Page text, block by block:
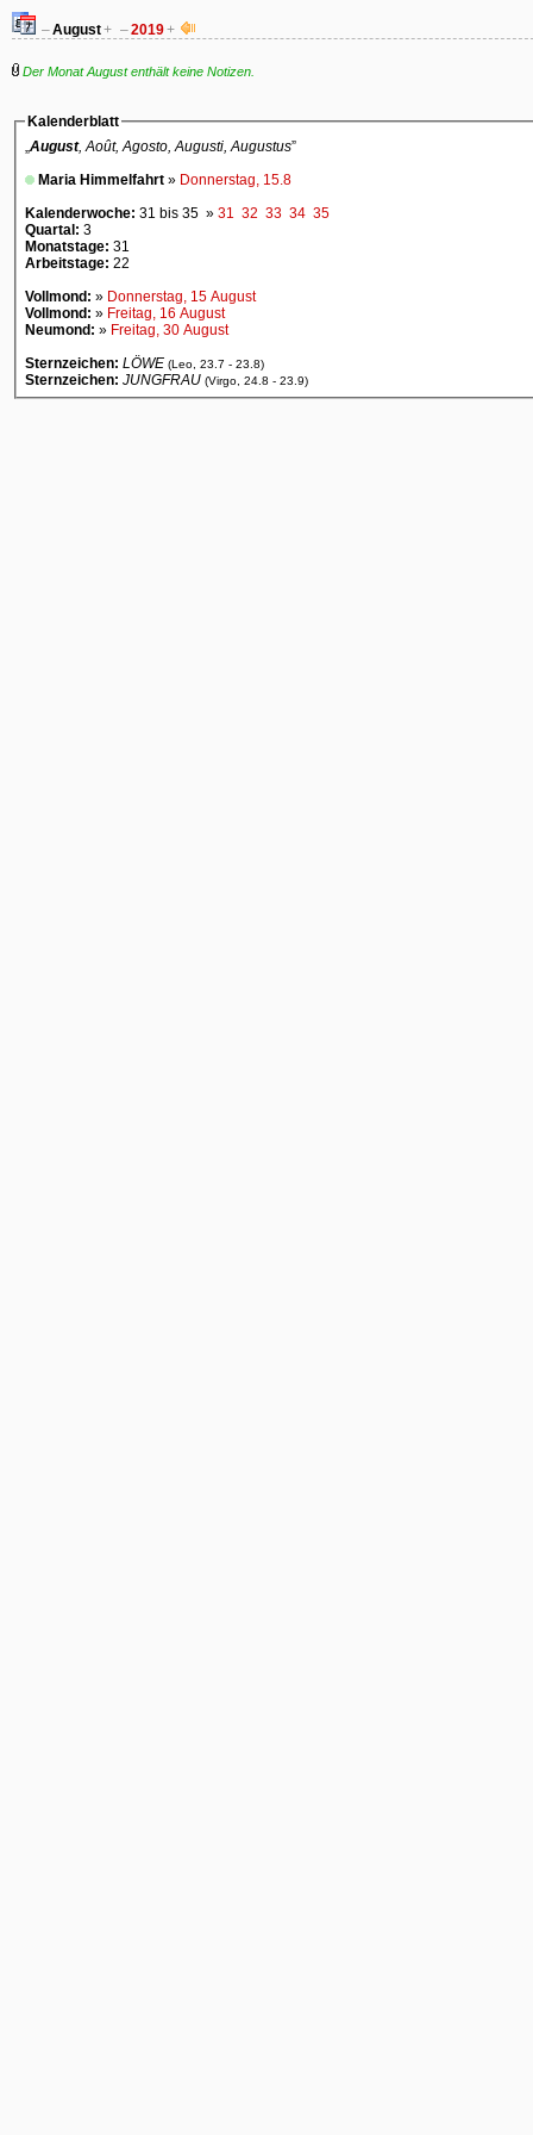
–August+ –2019+
Der Monat August enthält keine Notizen.
Kalenderblatt
„August, Août, Agosto, Augusti, Augustus”
Maria Himmelfahrt » Donnerstag, 15.8
Kalenderwoche: 31 bis 35 » 31 32 33 34 35
Quartal: 3
Monatstage: 31
Arbeitstage: 22
Vollmond: » Donnerstag, 15 August
Vollmond: » Freitag, 16 August
Neumond: » Freitag, 30 August
Sternzeichen: LÖWE (Leo, 23.7 - 23.8)
Sternzeichen: JUNGFRAU (Virgo, 24.8 - 23.9)